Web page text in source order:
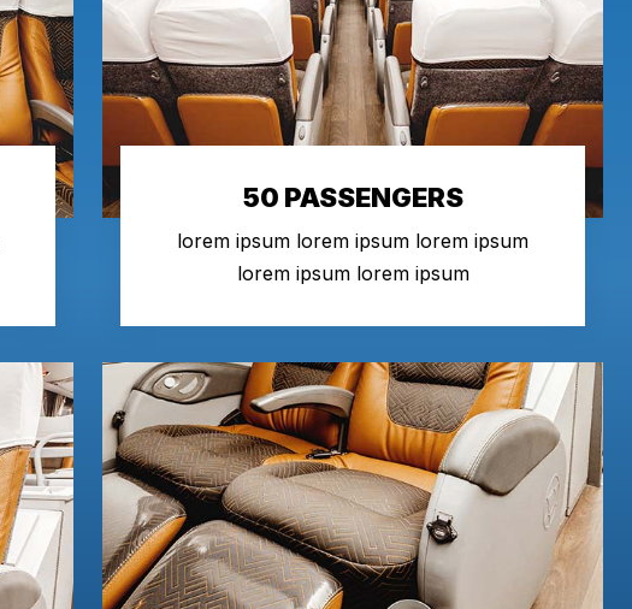
50 PASSENGERS
lorem ipsum lorem ipsum lorem ipsum
lorem ipsum lorem ipsum